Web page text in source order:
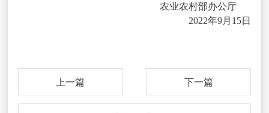
农业农村部办公厅
2022年9月 15日
上一篇 下一篇